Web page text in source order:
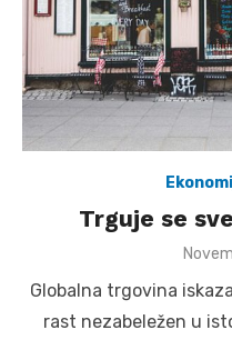
Trguje se
Posted
Globalna trgovina
rast nezabeležen u